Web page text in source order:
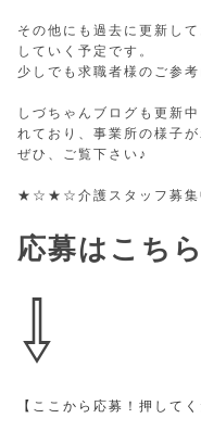
その他にも過去に更新し
していく予定です。
少しでも求職者様のご参
しづちゃんブログも更新
れており、事業所の様子
ぜひ、ご覧下さい♪
★☆★☆介護スタッフ募
応募はこちら
⇩
【ここから応募！押して